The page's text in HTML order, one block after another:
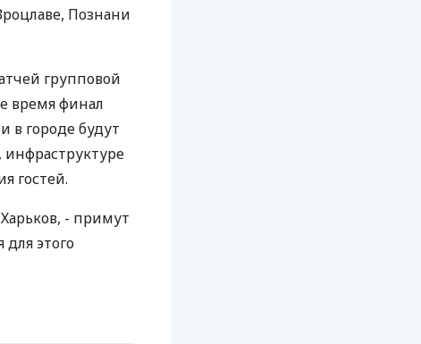
Познани
групповой
время финал
в городе будут
инфраструктуре
гостей.
- примут
для этого